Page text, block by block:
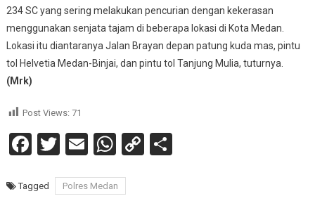
234 SC yang sering melakukan pencurian dengan kekerasan
menggunakan senjata tajam di beberapa lokasi di Kota Medan.
Lokasi itu diantaranya Jalan Brayan depan patung kuda mas, pintu
tol Helvetia Medan-Binjai, dan pintu tol Tanjung Mulia, tuturnya.
(Mrk)
Post Views: 71
Facebook
Twitter
EmailWhatsApp
CopyShare
Tagged Polres Medan